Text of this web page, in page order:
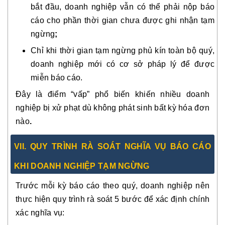
bắt đầu, doanh nghiệpvẫn có thể phải nộp báo
cáo cho phần thời gian chưa được ghi nhận tạm
ngừng;
Chỉ khi thời gian tạm ngừng phủ kín toàn bộ quý,
doanh nghiệp mới có cơ sở pháp lý để được
miễn báo cáo.
Đây là điểm “vấp” phổ biến khiến nhiều doanh
nghiệp bị xử phạt dù không phát sinh bất kỳ hóa đơn
nào.
VII. QUY TRÌNH RÀ SOÁT NGHĨA VỤ BÁO CÁO
KHI DOANH NGHIỆP TẠM NGỪNG
Trước mỗi kỳ báo cáo theo quý, doanh nghiệp nên
thực hiệnquy trình rà soát 5 bước để xác định chính
xác nghĩa vụ: